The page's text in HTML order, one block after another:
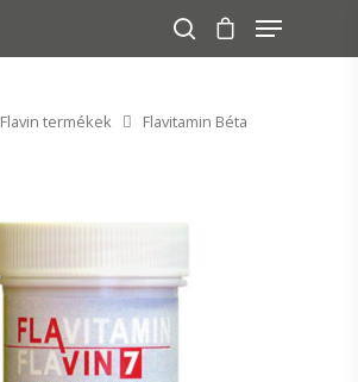
Flavin termékek
Flavitamin Béta